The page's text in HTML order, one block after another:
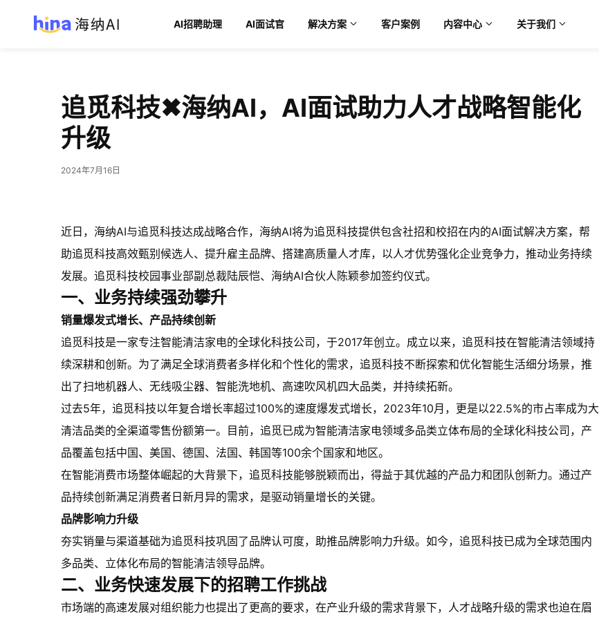
AI招聘助理 AI面试官 解决方案 客户案例 内容中心 关于我们
追觅科技✖海纳AI，AI面试助力人才战略智能化
升级
2024年7月16日
近日，海纳AI与追觅科技达成战略合作，海纳AI将为追觅科技提供包含社招和校招在内的AI面试解决方案，帮
助追觅科技高效甄别候选人、提升雇主品牌、搭建高质量人才库，以人才优势强化企业竞争力，推动业务持续
发展。追觅科技校园事业部副总裁陆辰恺、海纳AI合伙人陈颖参加签约仪式。
一、业务持续强劲攀升
销量爆发式增长、产品持续创新
追觅科技是一家专注智能清洁家电的全球化科技公司，于2017年创立。成立以来，追觅科技在智能清洁领域持
续深耕和创新。为了满足全球消费者多样化和个性化的需求，追觅科技不断探索和优化智能生活细分场景，推
出了扫地机器人、无线吸尘器、智能洗地机、高速吹风机四大品类，并持续拓新。
过去5年，追觅科技以年复合增长率超过100%的速度爆发式增长，2023年10月，更是以22.5%的市占率成为大
清洁品类的全渠道零售份额第一。目前，追觅已成为智能清洁家电领域多品类立体布局的全球化科技公司，产
品覆盖包括中国、美国、德国、法国、韩国等100余个国家和地区。
在智能消费市场整体崛起的大背景下，追觅科技能够脱颖而出，得益于其优越的产品力和团队创新力。通过产
品持续创新满足消费者日新月异的需求，是驱动销量增长的关键。
品牌影响力升级
夯实销量与渠道基础为追觅科技巩固了品牌认可度，助推品牌影响力升级。如今，追觅科技已成为全球范围内
多品类、立体化布局的智能清洁领导品牌。
二、业务快速发展下的招聘工作挑战
市场端的高速发展对组织能力也提出了更高的要求，在产业升级的需求背景下，人才战略升级的需求也迫在眉